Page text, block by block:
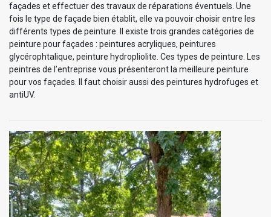
façades et effectuer des travaux de réparations éventuels. Une
fois le type de façade bien établit, elle va pouvoir choisir entre les
différents types de peinture. Il existe trois grandes catégories de
peinture pour façades : peintures acryliques, peintures
glycérophtalique, peinture hydropliolite. Ces types de peinture. Les
peintres de l’entreprise vous présenteront la meilleure peinture
pour vos façades. Il faut choisir aussi des peintures hydrofuges et
antiUV.